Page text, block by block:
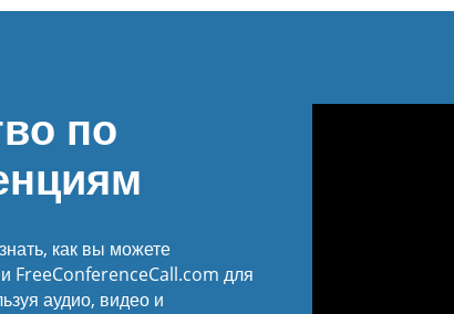
по
как вы можете
FreeConferenceCall.com для
аудио, видео и